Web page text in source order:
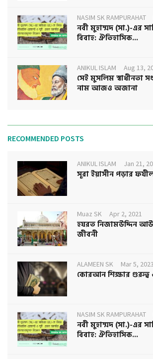
NASIM SK RAMPURAHAT
নবী মুহাম্মদ (সা.)-এর
বিবাহ: ঐতিহাসিক...
ANIKUL ISLAM Aug 13,
সেই মুসলিম স্বাধীনতা
নাম আজও অজানা
RECOMMENDED POSTS
ANIKUL ISLAM Jan 21,
সূরা ইয়াসীন পড়ার
Muaz SK Apr 2, 2021
হযরত নিজামউদ্দিন
জীবনী
ALAMEEN SK Mar 5, 2023
কোরআন শিক্ষার
NASIM SK RAMPURAHAT
নবী মুহাম্মদ (সা.)-এর
বিবাহ: ঐতিহাসিক...